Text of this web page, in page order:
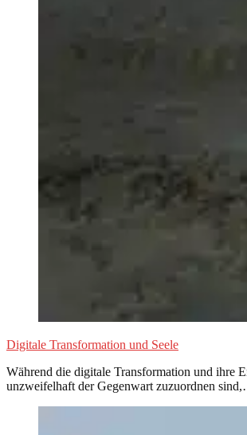
Digitale Transformation und Seele
Während die digitale Transformation und ihre
unzweifelhaft der Gegenwart zuzuordnen